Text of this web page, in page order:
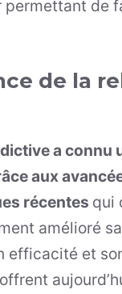
permettant de
de la
a connu
aux
récentes qui
amélioré
efficacité et